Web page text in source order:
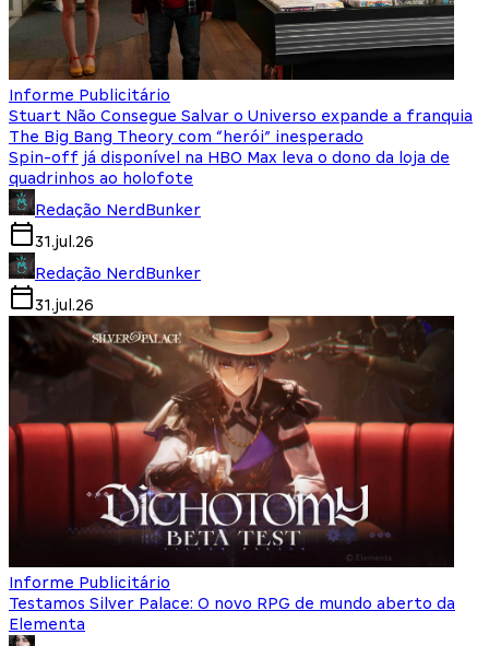
Informe Publicitário
Stuart Não Consegue Salvar o Universo expande a franquia
The Big Bang Theory com “herói” inesperado
Spin-off já disponível na HBO Max leva o dono da loja de
quadrinhos ao holofote
Redação NerdBunker
31.jul.26
Redação NerdBunker
31.jul.26
Informe Publicitário
Testamos Silver Palace: O novo RPG de mundo aberto da
Elementa